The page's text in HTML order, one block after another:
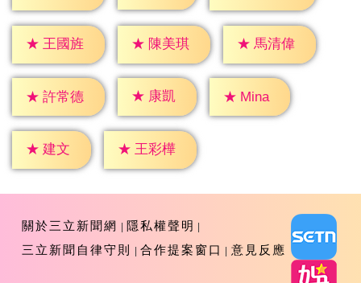
★ 王國旌 ★ 陳美琪 ★ 馬清偉
★ 許常德 ★ 康凱 ★ Mina
★ 建文 ★ 王彩樺
關於三立新聞網
隱私權聲明
三立新聞自律守則
合作提案窗口 意見反應